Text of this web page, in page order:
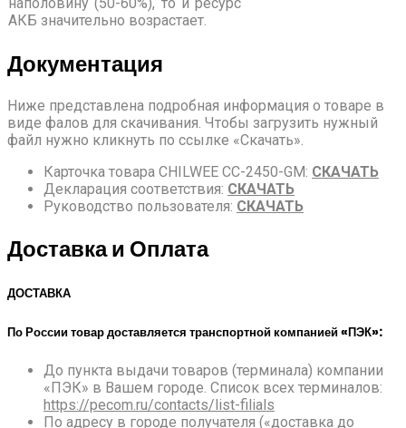
АКБ значительно возрастает.
Документация
Ниже представлена подробная информация о товаре в
виде фалов для скачивания. Чтобы загрузить нужный
файл нужно кликнуть по ссылке «Скачать».
Карточка товара CHILWEE CC-2450-GM: СКАЧАТЬ
Декларация соответствия: СКАЧАТЬ
Руководство пользователя: СКАЧАТЬ
Доставка и Оплата
ДОСТАВКА
По России товар доставляется транспортной компанией «ПЭК»:
До пункта выдачи товаров (терминала) компании
«ПЭК» в Вашем городе. Список всех терминалов:
https://pecom.ru/contacts/list-filials
По адресу в городе получателя («доставка до